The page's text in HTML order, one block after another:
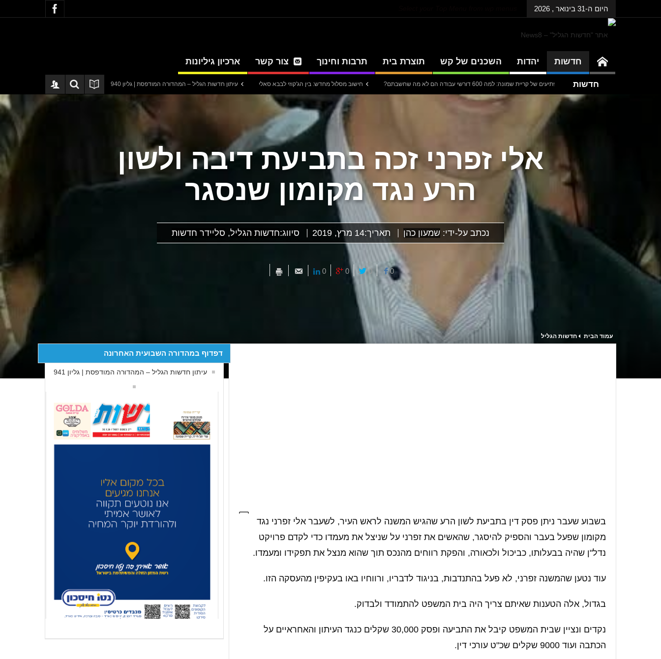
היום ה-31 בינואר , 2026
חדשות יהדות השכנים של קש תוצרת בית תרבות וחינוך צור קשר ארכיון גיליונות
חדשות
אחרונות
המספרים המפתיעים של קריית שמונה: למה 600 דורשי עבודה הם לא מה שחשבתם? חישוב מסלול מחדש: בין הג'קוזי לבבא סאלי עיתון חדשות הגליל – המהדורה המודפסת | גליון 940 סערה בתיק להנגהל: עבודות שירות בלבד לאחד
דנציגר-אורט – הדיבייט של המדינה
אלי זפרני זכה בתביעת דיבה ולשון
הרע נגד מקומון שנסגר
נכתב על-ידי: שמעון כהן תאריך:14 מרץ, 2019 סיווג:חדשות הגליל, סליידר חדשות
0
0
0
0
עמוד הבית חדשות הגליל
בשבוע שעבר ניתן פסק דין בתביעת לשון הרע שהגיש המשנה לראש העיר, לשעבר אלי זפרני נגד
מקומון שפעל בעבר והספיק להיסגר, שהאשים את זפרני על שניצל את מעמדו כדי לקדם פרויקט
נדל"ן שהיה בבעלותו, כביכול ולכאורה, והפקת רווחים מהנכס תוך שהוא מנצל את תפקידו ומעמדו.
עוד נטען שהמשנה זפרני, לא פעל בהתנדבות, בניגוד לדבריו, ורווחיו באו בעקיפין מהעסקה הזו.
בגדול, אלה הטענות שאיתם צריך היה בית המשפט להתמודד ולבדוק.
נקדים ונציין שבית המשפט קיבל את התביעה ופסק 30,000 שקלים כנגד העיתון והאחראיים על
הכתבה ועוד 9000 שקלים שכ"ט עורכי דין.
דפדוף במהדורה השבועית האחרונה
עיתון חדשות הגליל – המהדורה המודפסת | גליון 941